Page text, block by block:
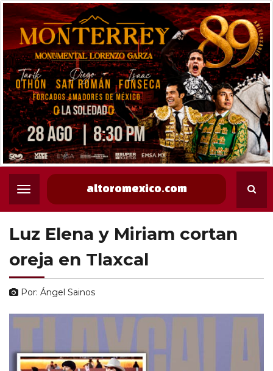
altoromexico.com
Luz Elena y Miriam cortan
oreja en Tlaxcal
Por: Ángel Sainos